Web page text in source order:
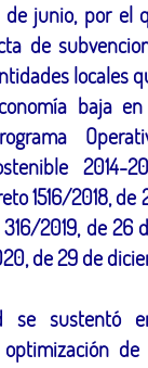
de junio, por el
de
locales
baja
2014-
1516/2018,
2019, de 26
de 29 de
se sustentó